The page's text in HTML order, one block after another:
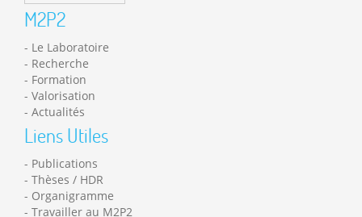
M2P2
Le Laboratoire
Recherche
Formation
Valorisation
Actualités
Liens Utiles
Publications
Thèses / HDR
Organigramme
Travailler au M2P2